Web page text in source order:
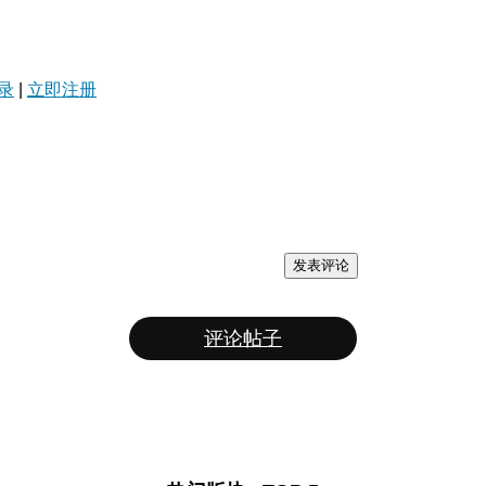
立即注册
发表评论
评论帖子